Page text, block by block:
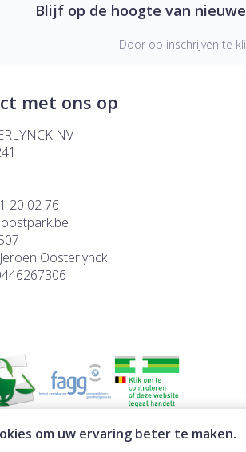
om uw ervaring beter te maken.
Blijf op de hoogte van
Door op inschrijven te
met ons op
NV
20 02 76
oostpark.be
Jeroen Oosterlynck